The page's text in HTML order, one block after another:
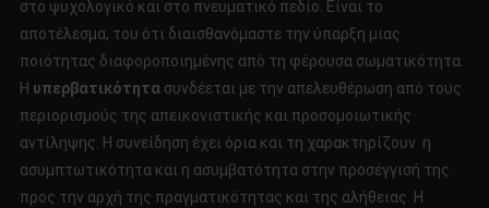
στο ψυχολογικό και στο πνευματικό πεδίο. Είναι το
αποτέλεσμα, του ότι διαισθανόμαστε την ύπαρξη μιας
ποιότητας διαφοροποιημένης από τη φέρουσα σωματικότητα.
Η υπερβατικότητασυνδέεται με την απελευθέρωση από τους
περιορισμούς της απεικονιστικής και προσομοιωτικής
αντίληψης. Η συνείδηση έχει όρια και τη χαρακτηρίζουν η
ασυμπτωτικότητα και η ασυμβατότητα στην προσέγγισή της
προς την αρχή της πραγματικότητας και της αλήθειας. Η